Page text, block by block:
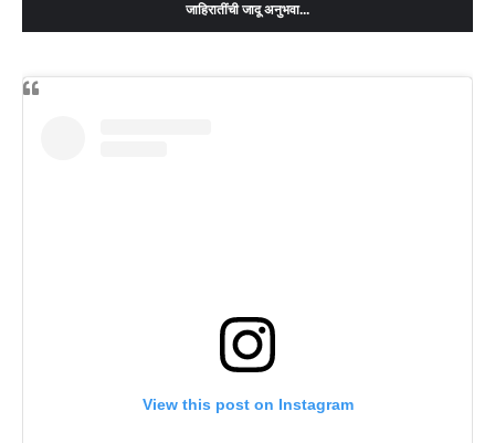
जाहिरातींची जादू अनुभवा...
View this post on Instagram